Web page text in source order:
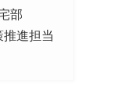
部
進担当